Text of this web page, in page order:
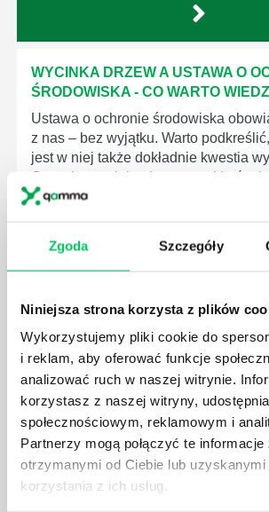
Zgoda Szczegóły
Niniejsza strona korzysta z plików
Wykorzystujemy pliki cookie do
i reklam, aby oferować funkcje
analizować ruch w naszej witrynie.
korzystasz z naszej witryny,
społecznościowym, reklamowym i
Partnerzy mogą połączyć te
otrzymanymi od Ciebie lub uzyskanymi
korzystania z ich usług.
WYCINKA DRZEW A USTAWA O
ŚRODOWISKA - CO WARTO
Ustawa o ochronie środowiska
z nas – bez wyjątku. Warto
jest w niej także dokładnie kwestia
zgłaszana? Jak to w zasadzie
KTO EGZEKWUJE PRAWO
Prawo wodne to dość skomplikowane
ustawodawstwie polskim. Na czym
polega? Kogo w zasadzie
egzekwowanie prawa wodnego? Na
odpowiemy pokrótce poniżej.